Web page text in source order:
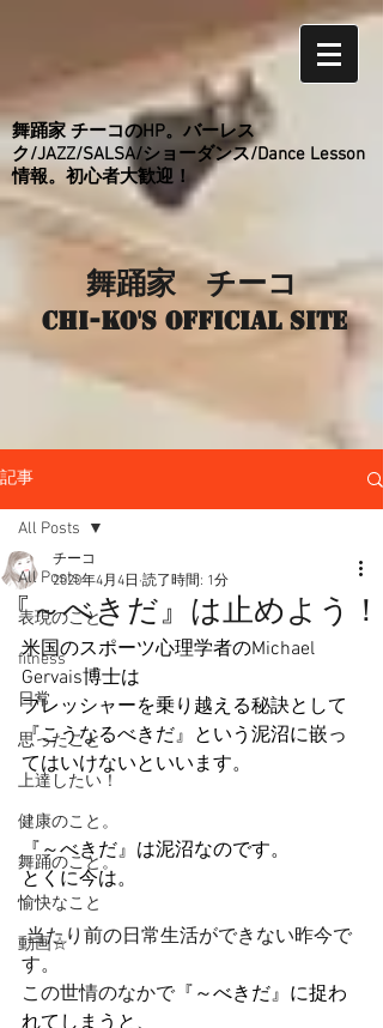
舞踊家 チーコのHP。バーレス
ク/JAZZ/SALSA/ショーダンス/Dance Lesson
情報。初心者大歓迎！
舞踊家 チーコ
Chi-ko's Official site
記事
All Posts
表現のこと
fitness
日常
思ったこと
上達したい！
健康のこと。
舞踊のこと。
愉快なこと
動画☆
All Posts
『～べきだ』は止めよう！
チーコ
2020年4月4日 読了時間: 1分
米国のスポーツ心理学者のMichael
Gervais博士は
プレッシャーを乗り越える秘訣として
『こうなるべきだ』という泥沼に嵌っ
てはいけないといいます。
『～べきだ』は泥沼なのです。
とくに今は。
当たり前の日常生活ができない昨今で
す。
この世情のなかで『～べきだ』に捉わ
れてしまうと、